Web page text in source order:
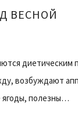
ВЕСНОЙ
диетическим
возбуждают
полезны…